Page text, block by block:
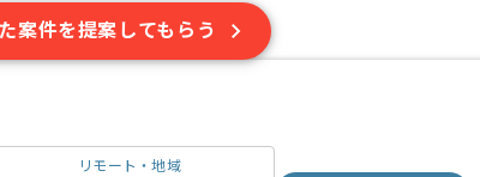
案件を提案してもらう
リモート・地域